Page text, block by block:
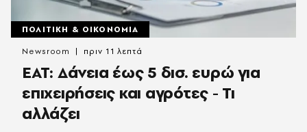
ΠΟΛΙΤΙΚΗ & ΟΙΚΟΝΟΜΙΑ
ΕΑΤ: Δάνεια έως 5 δισ. ευρώ για
επιχειρήσεις και αγρότες - Τι
αλλάζει
Newsroom πριν 11 λεπτά